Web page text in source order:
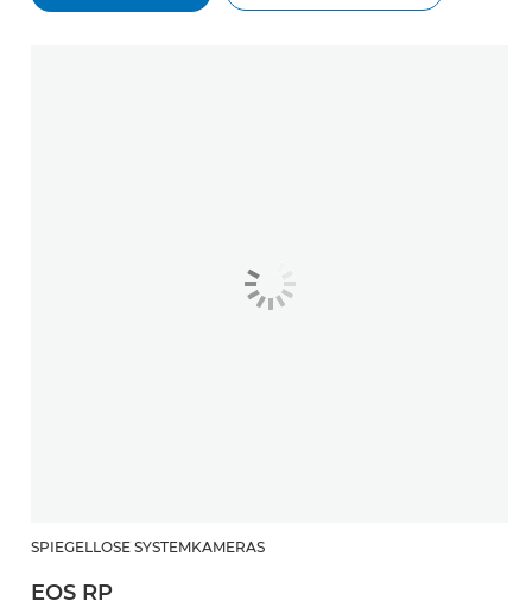
SPIEGELLOSE SYSTEMKAMERAS
EOS RP